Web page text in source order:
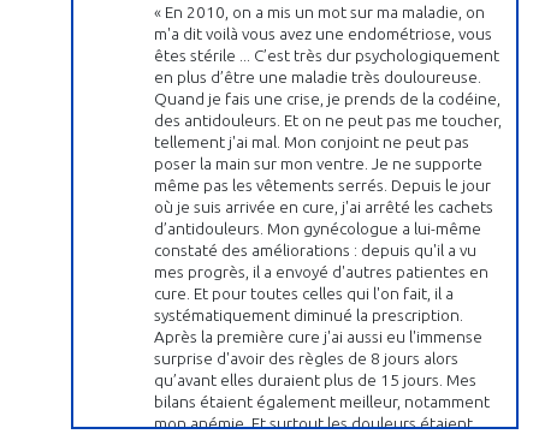
« En 2010, on a mis un mot sur ma maladie, on
m'a dit voilà vous avez une endométriose, vous
êtes stérile ... C’est très dur psychologiquement
en plus d’être une maladie très douloureuse.
Quand je fais une crise, je prends de la codéine,
des antidouleurs. Et on ne peut pas me toucher,
tellement j'ai mal. Mon conjoint ne peut pas
poser la main sur mon ventre. Je ne supporte
même pas les vêtements serrés. Depuis le jour
où je suis arrivée en cure, j'ai arrêté les cachets
d’antidouleurs. Mon gynécologue a lui-même
constaté des améliorations : depuis qu'il a vu
mes progrès, il a envoyé d'autres patientes en
cure. Et pour toutes celles qui l'on fait, il a
systématiquement diminué la prescription.
Après la première cure j'ai aussi eu l'immense
surprise d'avoir des règles de 8 jours alors
qu’avant elles duraient plus de 15 jours. Mes
bilans étaient également meilleur, notamment
mon anémie. Et surtout les douleurs étaient